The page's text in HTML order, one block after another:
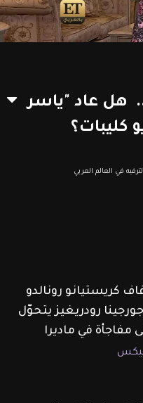
هل عاد "ياسر
كليبات؟
كريستيانو رونالدو
رودريغيز يتحوّل
مفاجأة في ماديرا